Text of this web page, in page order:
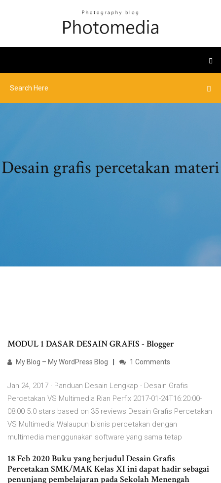
Desain grafis percetakan materi
MODUL 1 DASAR DESAIN GRAFIS - Blogger
My Blog – My WordPress Blog 1 Comments
Jan 24, 2017 · Panduan Desain Lengkap - Desain Grafis
Percetakan VS Multimedia Rian Perfix 2017-01-24T16:20:00-
08:00 5.0 stars based on 35 reviews Desain Grafis Percetakan
VS Multimedia Walaupun bisnis percetakan dengan
multimedia menggunakan software yang sama tetap
18 Feb 2020 Buku yang berjudul Desain Grafis
Percetakan SMK/MAK Kelas XI ini dapat hadir sebagai
penunjang pembelajaran pada Sekolah Menengah